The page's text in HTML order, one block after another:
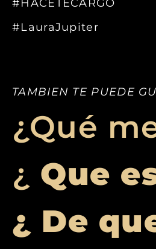
#HACETECARGO
#LauraJupiter
TAMBIEN TE PUEDE
¿Qué
¿ Que
¿ De